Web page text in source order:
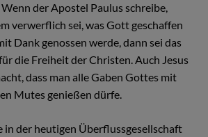
der Apostel Paulus schreibe,
verwerflich sei, was Gott geschaffen
Dank genossen werde, dann sei das
die Freiheit der Christen. Auch Jesus
dass man alle Gaben Gottes mit
Mutes genießen dürfe.
in der heutigen Überflussgesellschaft